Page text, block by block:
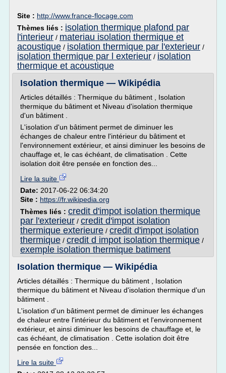
Site : http://www.france-flocage.com
Thèmes liés : isolation thermique plafond par
l'interieur / materiau isolation thermique et
acoustique / isolation thermique par l'exterieur /
isolation thermique par l exterieur / isolation
thermique et acoustique
Isolation thermique — Wikipédia
Articles détaillés : Thermique du bâtiment , Isolation
thermique du bâtiment et Niveau d'isolation thermique
d'un bâtiment .
L'isolation d'un bâtiment permet de diminuer les
échanges de chaleur entre l'intérieur du bâtiment et
l'environnement extérieur, et ainsi diminuer les besoins de
chauffage et, le cas échéant, de climatisation . Cette
isolation doit être pensée en fonction des...
Lire la suite
Date: 2017-06-22 06:34:20
Site : https://fr.wikipedia.org
Thèmes liés : credit d'impot isolation thermique
par l'exterieur / credit d'impot isolation
thermique exterieure / credit d'impot isolation
thermique / credit d impot isolation thermique /
exemple isolation thermique batiment
Isolation thermique — Wikipédia
Articles détaillés : Thermique du bâtiment , Isolation
thermique du bâtiment et Niveau d'isolation thermique d'un
bâtiment .
L'isolation d'un bâtiment permet de diminuer les échanges
de chaleur entre l'intérieur du bâtiment et l'environnement
extérieur, et ainsi diminuer les besoins de chauffage et, le
cas échéant, de climatisation . Cette isolation doit être
pensée en fonction des...
Lire la suite